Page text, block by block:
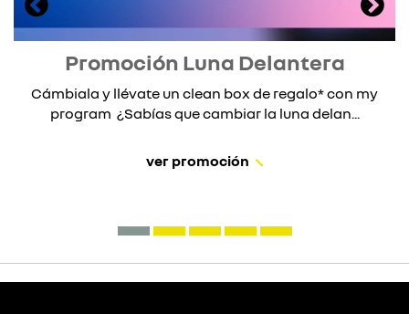
Promoción Luna Delantera
Cámbiala y llévate un clean box de regalo* con my
program ¿Sabías que cambiar la luna delan...
ver promoción